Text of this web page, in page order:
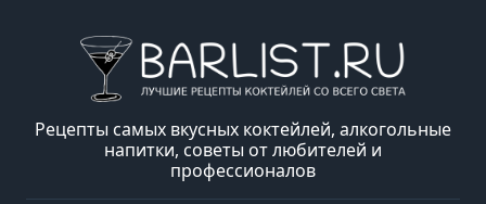
Рецепты самых вкусных коктейлей, алкогольные
напитки, советы от любителей и
профессионалов